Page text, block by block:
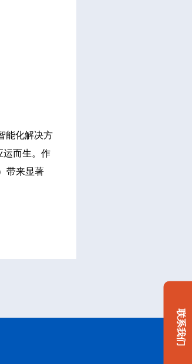
能化解决方
运而生。作
带来显著
联系我们